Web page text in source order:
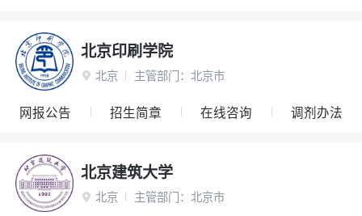
北京印刷学院
 北京 主管部门： 北京市
网报公告 招生简章 在线咨询 调剂办法
北京建筑大学
 北京 主管部门： 北京市